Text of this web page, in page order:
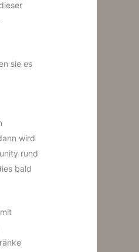
sie es
wird
rund
bald